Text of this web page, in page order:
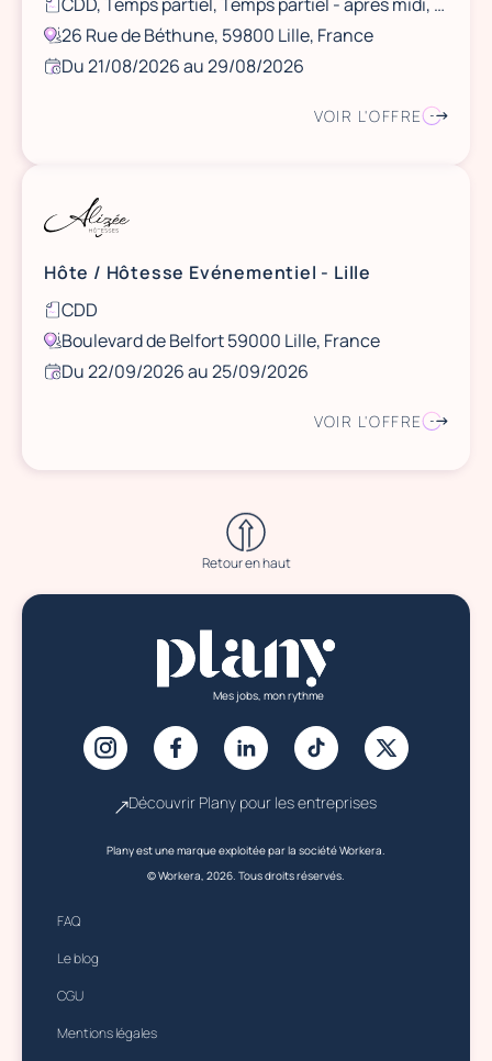
26 Rue de Béthune, 59800 Lille, France
Du 21/08/2026 au 29/08/2026
VOIR L'OFFRE
Hôte / Hôtesse Evénementiel - Lille
CDD
Boulevard de Belfort 59000 Lille, France
Du 22/09/2026 au 25/09/2026
VOIR L'OFFRE
Retour en haut
Mes jobs, mon rythme
Découvrir Plany pour les entreprises
Plany est une marque exploitée par la société Workera.
© Workera, 2026. Tous droits réservés.
FAQ
Le blog
CGU
Mentions légales